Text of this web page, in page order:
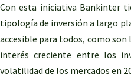
Con esta iniciativa Bankinter
tipología de inversión a largo
accesible para todos, como son
interés creciente entre los
volatilidad de los mercados en